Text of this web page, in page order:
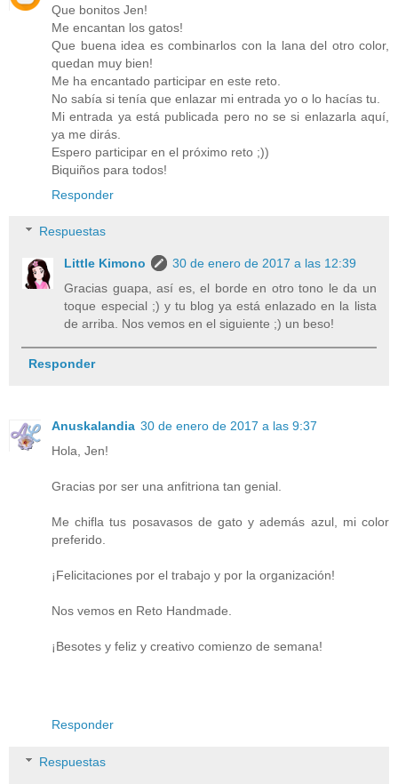
Que bonitos Jen!
Me encantan los gatos!
Que buena idea es combinarlos con la lana del otro color,
quedan muy bien!
Me ha encantado participar en este reto.
No sabía si tenía que enlazar mi entrada yo o lo hacías tu.
Mi entrada ya está publicada pero no se si enlazarla aquí,
ya me dirás.
Espero participar en el próximo reto ;))
Biquiños para todos!
Responder
Respuestas
Little Kimono
30 de enero de 2017 a las 12:39
Gracias guapa, así es, el borde en otro tono le da un
toque especial ;) y tu blog ya está enlazado en la lista
de arriba. Nos vemos en el siguiente ;) un beso!
Responder
Anuskalandia 30 de enero de 2017 a las 9:37
Hola, Jen!
Gracias por ser una anfitriona tan genial.
Me chifla tus posavasos de gato y además azul, mi color
preferido.
¡Felicitaciones por el trabajo y por la organización!
Nos vemos en Reto Handmade.
¡Besotes y feliz y creativo comienzo de semana!
Responder
Respuestas